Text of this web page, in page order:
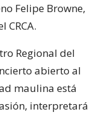
Felipe Browne,
Regional del
abierto al
maulina está
interpretará